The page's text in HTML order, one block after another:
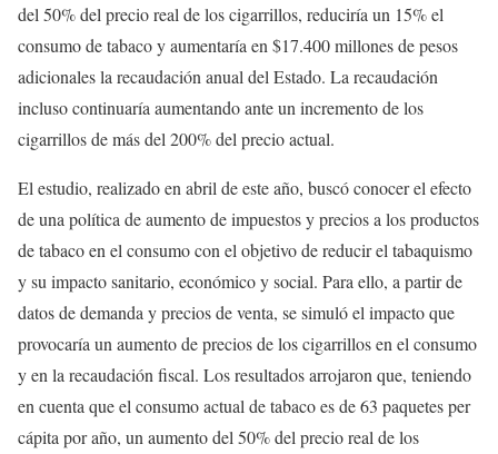
del 50% del precio real de los cigarrillos, reduciría un 15% el
consumo de tabaco y aumentaría en $17.400 millones de pesos
adicionales la recaudación anual del Estado. La recaudación
incluso continuaría aumentando ante un incremento de los
cigarrillos de más del 200% del precio actual.
El estudio, realizado en abril de este año, buscó conocer el efecto
de una política de aumento de impuestos y precios a los productos
de tabaco en el consumo con el objetivo de reducir el tabaquismo
y su impacto sanitario, económico y social. Para ello, a partir de
datos de demanda y precios de venta, se simuló el impacto que
provocaría un aumento de precios de los cigarrillos en el consumo
y en la recaudación fiscal. Los resultados arrojaron que, teniendo
en cuenta que el consumo actual de tabaco es de 63 paquetes per
cápita por año, un aumento del 50% del precio real de los